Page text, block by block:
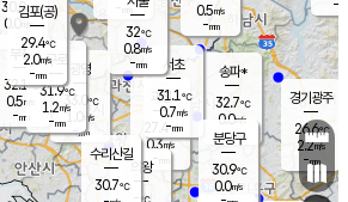
과천
27.4℃
0.3m/s
- mm
경기광주
26.6℃
2.2m/s
-mm
-
의왕
- ℃
30.0℃
0.0 m/s
mm
광명
33.0
℃
1.0 m/s
-mm
부천
32.1℃
0.5m/s
-mm
구로
31.9℃
1.2m/s
-mm
- mm 0.5m/s
-mm
송파*
32.7℃
0.0m/s
-mm
서초
31.1℃
0.7m/s
-mm
수리산길
30.7℃
분당구
30.9℃
0.0m/s
김포(공)
29.4℃
2.0m/s
-mm
32℃
0.8m/s
-mm